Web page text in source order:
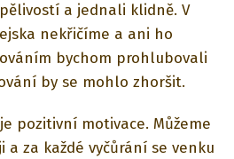
a jednali klidně. V
nekřičíme a ani ho
bychom prohlubovali
by se mohlo zhoršit.
pozitivní motivace. Můžeme
a za každé vyčůrání se venku